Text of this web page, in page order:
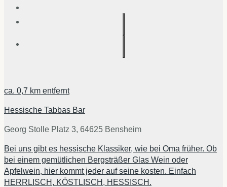
ca. 0,7 km entfernt
Hessische Tabbas Bar
Georg Stolle Platz 3, 64625 Bensheim
Bei uns gibt es hessische Klassiker, wie bei Oma früher. Ob
bei einem gemütlichen Bergsträßer Glas Wein oder
Apfelwein, hier kommt jeder auf seine kosten. Einfach
HERRLISCH, KÖSTLISCH, HESSISCH.